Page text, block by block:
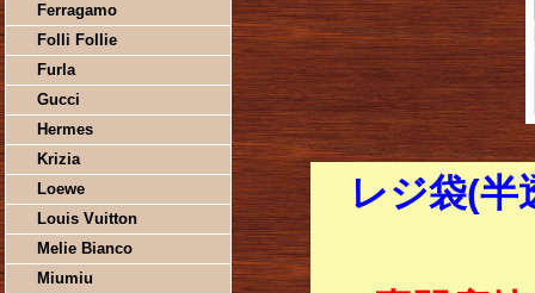
Ferragamo
Folli Follie
Furla
Gucci
Hermes
Krizia
Loewe
Louis Vuitton
Melie Bianco
Miumiu
レジ袋(半